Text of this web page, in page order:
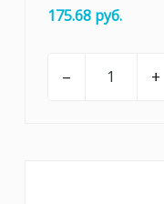
175.68 руб.
– +